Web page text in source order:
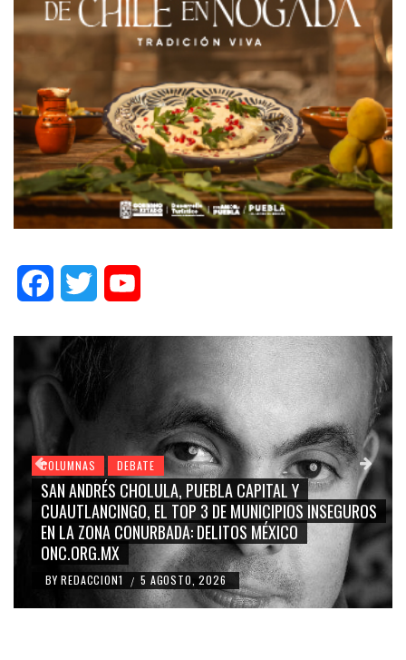
FacebookTwitter
COLUMNAS DEBATE
SAN ANDRÉS CHOLULA, PUEBLA CAPITAL Y
CUAUTLANCINGO, EL TOP 3 DE MUNICIPIOS INSEGUROS
EN LA ZONA CONURBADA: DELITOS MÉXICO
ONC.ORG.MX
BY REDACCION1 / 5 AGOSTO, 2026